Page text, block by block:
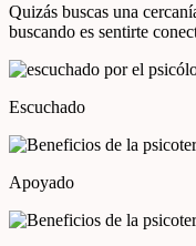
Quizás buscas una
buscando es sentirte
Escuchado
Apoyado